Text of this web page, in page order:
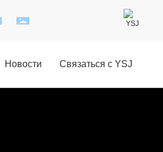
Новости Связаться с YSJ